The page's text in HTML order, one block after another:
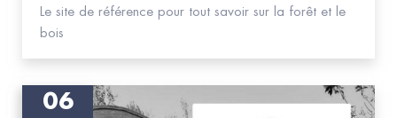
Le site de référence pour tout savoir sur la forêt et le
bois
06